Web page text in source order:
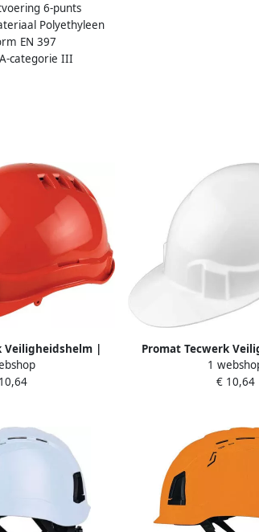
6-punts
Polyethyleen
EN 397
categorie III
Veiligheidshelm |
| EN 397
Promat Tecwerk
ProCap | wit |1
€ 10,64